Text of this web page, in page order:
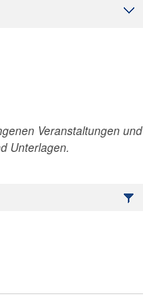
Veranstaltungen und
Unterlagen.